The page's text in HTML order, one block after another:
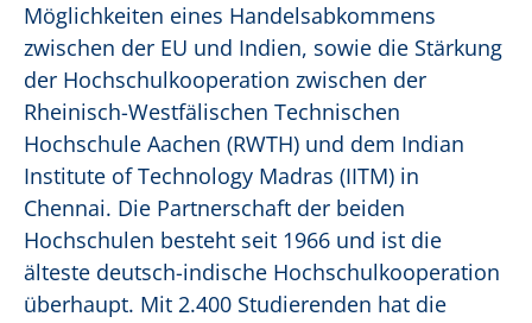
Möglichkeiten eines Handelsabkommens
zwischen der EU und Indien, sowie die Stärkung
der Hochschulkooperation zwischen der
Rheinisch-Westfälischen Technischen
Hochschule Aachen (RWTH) und dem Indian
Institute of Technology Madras (IITM) in
Chennai. Die Partnerschaft der beiden
Hochschulen besteht seit 1966 und ist die
älteste deutsch-indische Hochschulkooperation
überhaupt. Mit 2.400 Studierenden hat die